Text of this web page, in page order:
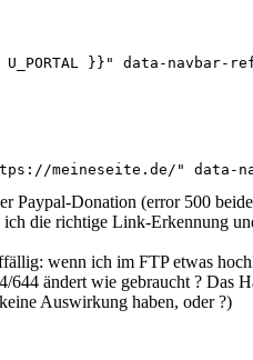
U_PORTAL }}" data-
meineseite.de/"
Paypal-Donation (error 500
die richtige Link-Erkennung
wenn ich im FTP etwas
ändert wie gebraucht ? Das
Auswirkung haben, oder ?)